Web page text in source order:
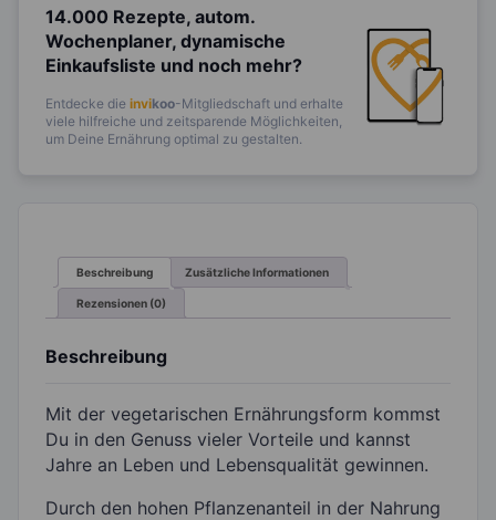
14.000 Rezepte, autom.
Wochenplaner, dynamische
Einkaufsliste und noch mehr?
Entdecke die invikoo-Mitgliedschaft und erhalte
viele hilfreiche und zeitsparende Möglichkeiten,
um Deine Ernährung optimal zu gestalten.
Beschreibung Zusätzliche Informationen
Rezensionen (0)
Beschreibung
Mit der vegetarischen Ernährungsform kommst
Du in den Genuss vieler Vorteile und kannst
Jahre an Leben und Lebensqualität gewinnen.
Durch den hohen Pflanzenanteil in der Nahrung